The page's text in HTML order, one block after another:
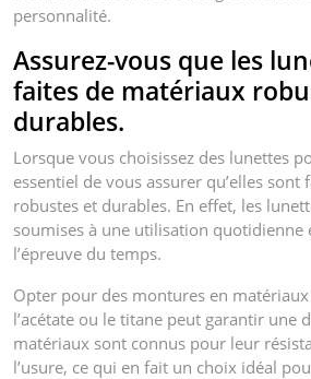
personnalité.
Assurez-vous que les
faites de matériaux
durables.
Lorsque vous choisissez des lunettes
essentiel de vous assurer qu’elles sont
robustes et durables. En effet, les
soumises à une utilisation quotidienne
l’épreuve du temps.
Opter pour des montures en
l’acétate ou le titane peut garantir une
matériaux sont connus pour leur
l’usure, ce qui en fait un choix idéal